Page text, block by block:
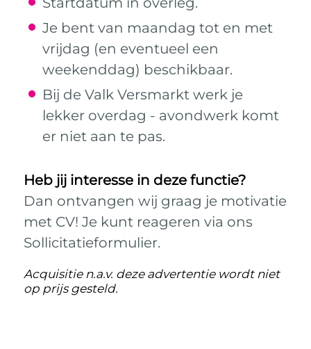
Je bent van maandag tot en met
vrijdag (en eventueel een
weekenddag) beschikbaar.
Bij de Valk Versmarkt werk je
lekker overdag - avondwerk komt
er niet aan te pas.
Heb jij interesse in deze functie?
Dan ontvangen wij graag je motivatie
met CV! Je kunt reageren via ons
Sollicitatieformulier.
Acquisitie n.a.v. deze advertentie wordt niet
op prijs gesteld.